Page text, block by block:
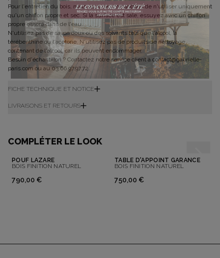
Pour l'entretien du bois, nous vous recommandons de n'utiliser uniquement
qu'un chiffon propre et sec. Si la surface est sale, essuyez avec un chiffon
propre essoré dans de l'eau.
N'utilisez pas de savon doux ou des solvants tels que l'alcool, la
térébenthine ou l'acétone. N'utilisez pas de produits de nettoyage
contenant de l'alcool, car ils peuvent endommager.
Besoin d'échantillon ? Contactez notre service client à contact@gabrielle-
paris.com ou au 03.66.97.97.72.
FICHE TECHNIQUE ET NOTICE
LIVRAISONS ET RETOURS
COMPLÉTER LE LOOK
POUF LAZARE
BOIS FINITION NATUREL
790,00 €
TABLE D'APPOINT GARANCE
BOIS FINITION NATUREL
750,00 €